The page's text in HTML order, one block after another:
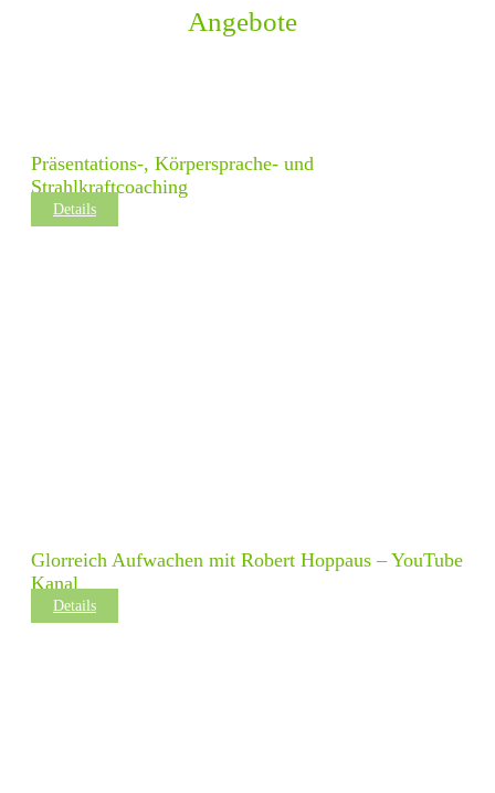
Angebote
Präsentations-, Körpersprache- und
Strahlkraftcoaching
Details
Glorreich Aufwachen mit Robert Hoppaus – YouTube
Kanal
Details